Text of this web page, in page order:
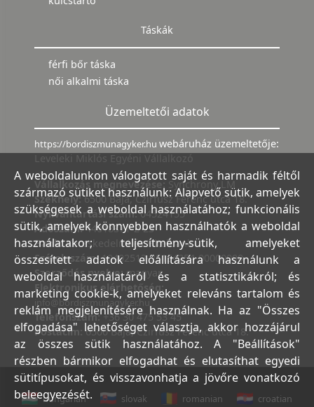
Táskák
férfi bőr táska
női alkalmi táska
Üzemeltetői adatok
https://bordiszmunagyker.hu webáruház üzemeltetője:
Leveleki Miklós Egyéni Vállalkozó
Vállalkozás megnevezése: Synchrony LM
Székhely:6500 Baja, Czirfusz Ferenc utca 18.
Nyilvántartási szám:04524155
Adószám:44018371-2-23
Bank:Kereskedelmi és Hitelbank
Számlaszám:10402513-25154254-00000000
Szerződés nyelve:magyar
Elektronikus elérhetőség:
info@bordiszmunagyker.hu
Telefonszám: +36 30 475 53 45
Postacím:6500 Baja, Czirfusz Ferenc utca 18.
hungarian slovak romanian croatian
A weboldalunkon válogatott saját és harmadik féltől
származó sütiket használunk: Alapvető sütik, amelyek
szükségesek a weboldal használatához; funkcionális
sütik, amelyek könnyebben használhatók a weboldal
használatakor; teljesítmény-sütik, amelyeket
összesített adatok előállítására használunk a
weboldal használatáról és a statisztikákról; és
marketing cookie-k, amelyeket releváns tartalom és
reklám megjelenítésére használnak. Ha az "Összes
elfogadása" lehetőséget választja, akkor hozzájárul
az összes sütik használatához. A "Beállítások"
részben bármikor elfogadhat és elutasíthat egyedi
sütitípusokat, és visszavonhatja a jövőre vonatkozó
beleegyezését.